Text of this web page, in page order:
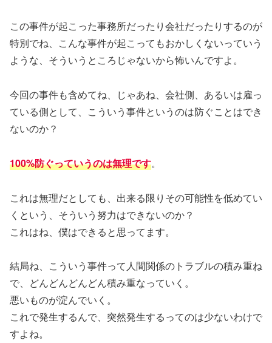
この事件が起こった事務所だったり会社だったりするのが
特別でね、こんな事件が起こってもおかしくないっていう
ような、そういうところじゃないから怖いんですよ。
今回の事件も含めてね、じゃあね、会社側、あるいは雇っ
ている側として、こういう事件というのは防ぐことはでき
ないのか？
100%防ぐっていうのは無理です。
これは無理だとしても、出来る限りその可能性を低めてい
くという、そういう努力はできないのか？
これはね、僕はできると思ってます。
結局ね、こういう事件って人間関係のトラブルの積み重ね
で、どんどんどんどん積み重なっていく。
悪いものが淀んでいく。
これで発生するんで、突然発生するってのは少ないわけで
すよね。